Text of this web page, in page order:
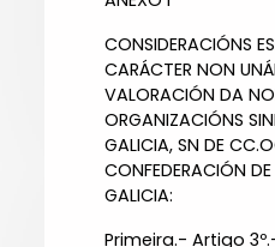
CONSIDERACIÓNS
CARÁCTER NON
VALORACIÓN DA
ORGANIZACIÓNS
GALICIA, SN DE
CONFEDERACIÓN DE
GALICIA:
Primeira.- Artigo